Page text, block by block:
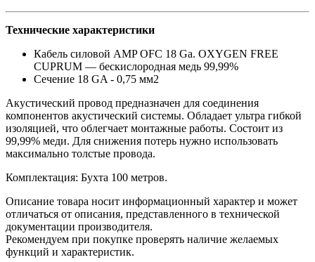
Технические характеристики
Кабель силовой AMP OFC 18 Ga. OXYGEN FREE
CUPRUM — бескислородная медь 99,99%
Сечение 18 GA - 0,75 мм2
Акустический провод предназначен для соединения
компонентов акустический системы. Обладает ультра гибкой
изоляцией, что облегчает монтажные работы. Состоит из
99,99% меди. Для снижения потерь нужно использовать
максимально толстые провода.
Комплектация: Бухта 100 метров.
Описание товара носит информационный характер и может
отличаться от описания, представленного в технической
документации производителя.
Рекомендуем при покупке проверять наличие желаемых
функций и характеристик.